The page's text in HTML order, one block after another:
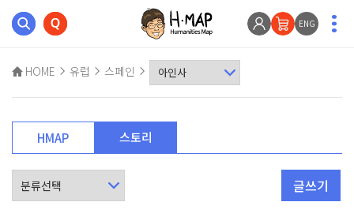
ENG
HOME 유럽 스페인
HMAP 스토리
글쓰기